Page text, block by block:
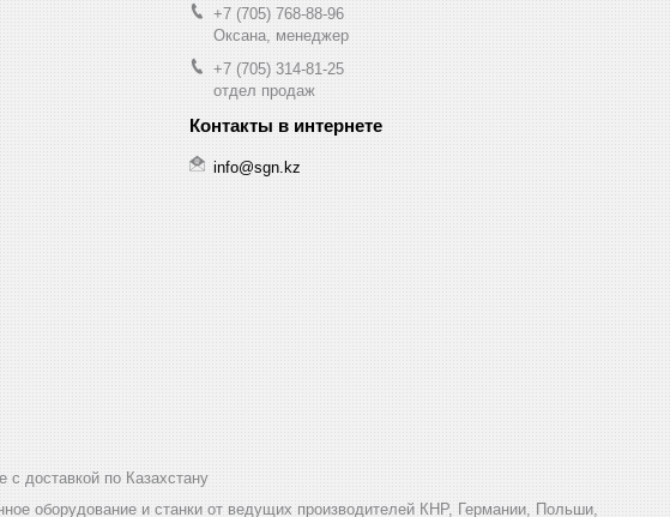
+7 (705) 768-88-96
Оксана, менеджер
+7 (705) 314-81-25
отдел продаж
info@sgn.kz
с доставкой по Казахстану
оборудование и станки от ведущих производителей КНР, Германии, Польши,